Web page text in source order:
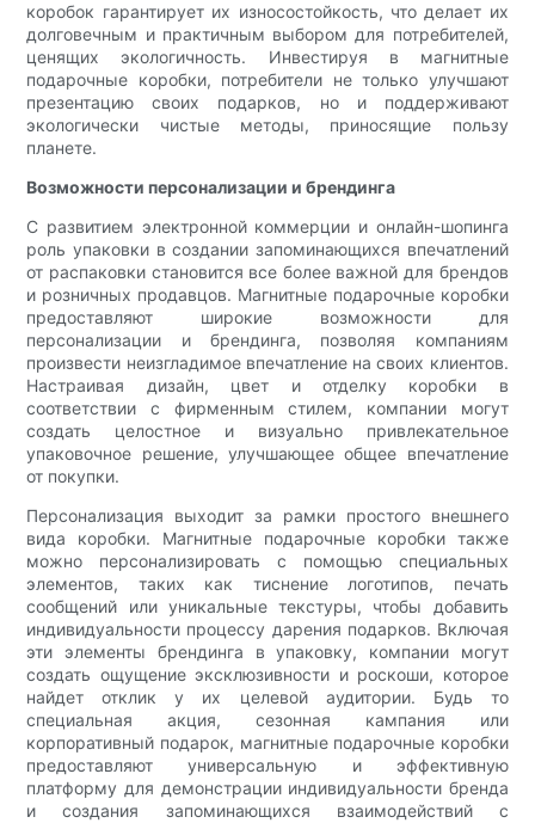
коробок гарантирует их износостойкость, что делает их
долговечным и практичным выбором для потребителей,
ценящих экологичность. Инвестируя в магнитные
подарочные коробки, потребители не только улучшают
презентацию своих подарков, но и поддерживают
экологически чистые методы, приносящие пользу
планете.
Возможности персонализации и брендинга
С развитием электронной коммерции и онлайн-шопинга
роль упаковки в создании запоминающихся впечатлений
от распаковки становится все более важной для брендов
и розничных продавцов. Магнитные подарочные коробки
предоставляют широкие возможности для
персонализации и брендинга, позволяя компаниям
произвести неизгладимое впечатление на своих клиентов.
Настраивая дизайн, цвет и отделку коробки в
соответствии с фирменным стилем, компании могут
создать целостное и визуально привлекательное
упаковочное решение, улучшающее общее впечатление
от покупки.
Персонализация выходит за рамки простого внешнего
вида коробки. Магнитные подарочные коробки также
можно персонализировать с помощью специальных
элементов, таких как тиснение логотипов, печать
сообщений или уникальные текстуры, чтобы добавить
индивидуальности процессу дарения подарков. Включая
эти элементы брендинга в упаковку, компании могут
создать ощущение эксклюзивности и роскоши, которое
найдет отклик у их целевой аудитории. Будь то
специальная акция, сезонная кампания или
корпоративный подарок, магнитные подарочные коробки
предоставляют универсальную и эффективную
платформу для демонстрации индивидуальности бренда
и создания запоминающихся взаимодействий с